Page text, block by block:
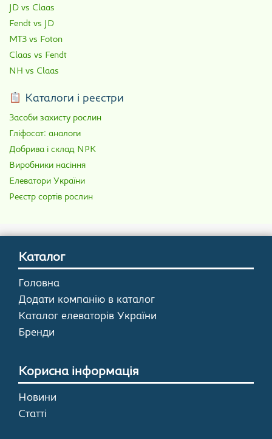
JD vs Claas
Fendt vs JD
МТЗ vs Foton
Claas vs Fendt
NH vs Claas
Каталоги і реєстри
Засоби захисту рослин
Гліфосат: аналоги
Добрива і склад NPK
Виробники насіння
Елеватори України
Реєстр сортів рослин
Каталог
Головна
Додати компанію в каталог
Каталог елеваторів України
Бренди
Корисна інформація
Новини
Статті